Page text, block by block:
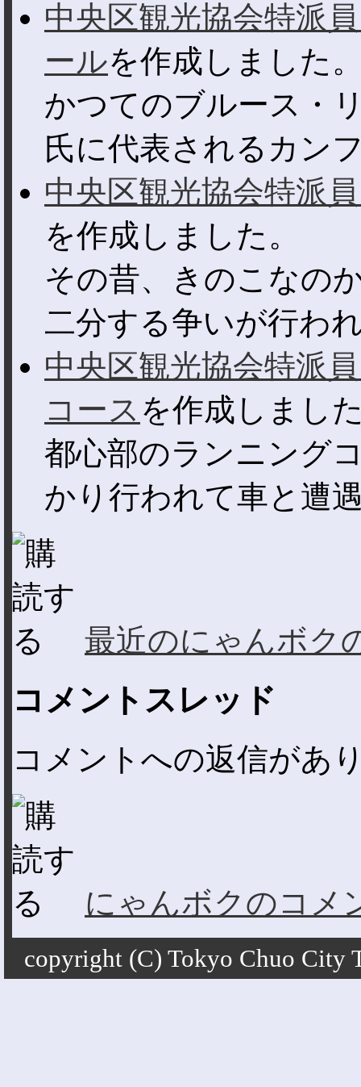
中央区観光協会特派
ールを作成しました
かつてのブルース・
氏に代表されるカン
中央区観光協会特派
を作成しました。
その昔、きのこなの
二分する争いが行わ
中央区観光協会特派
コース を作成しまし
都心部のランニング
かり行われて車と遭
最近のにゃんボク
コメントスレッド
コメントへの返信があ
にゃんボクのコメ
copyright (C) Tokyo Chuo City